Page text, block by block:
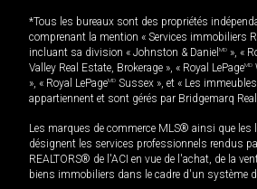
*Tous les bureaux sont des propriétés
comprenant la mention « Services immobiliers
incluant sa division « Johnston & Daniel MD », «
Valley Real Estate, Brokerage », « Royal LePageMD
», « Royal LePageMD Sussex », et « Les
appartiennent et sont gérés par Bridgemarq
Les marques de commerce MLS® ainsi que
désignent les services professionnels rendus
REALTORS® de l'ACI en vue de l'achat, de la
biens immobiliers dans le cadre d'un système